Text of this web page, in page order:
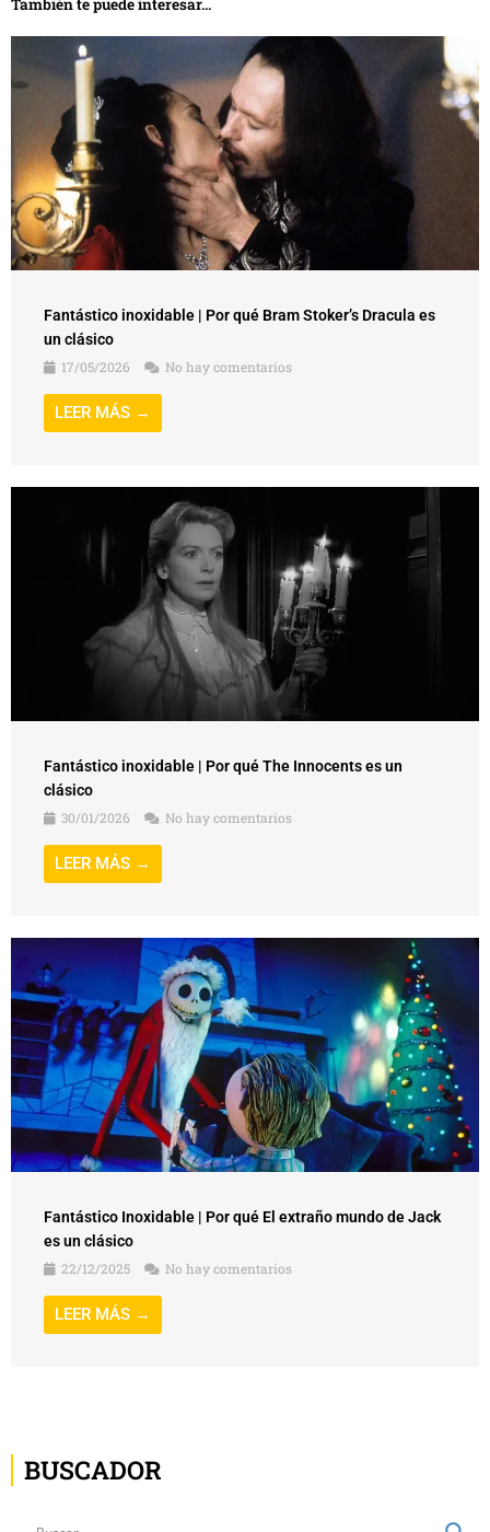
También te puede interesar...
Fantástico inoxidable | Por qué Bram Stoker’s Dracula es
un clásico
17/05/2026
No hay comentarios
LEER MÁS →
Fantástico inoxidable | Por qué The Innocents es un
clásico
30/01/2026
No hay comentarios
LEER MÁS →
Fantástico Inoxidable | Por qué El extraño mundo de Jack
es un clásico
22/12/2025
No hay comentarios
LEER MÁS →
BUSCADOR